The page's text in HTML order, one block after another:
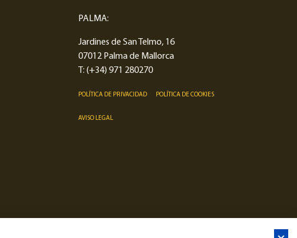
PALMA:
Jardines de San Telmo, 16
07012 Palma de Mallorca
T: (+34) 971 280270
POLÍTICA DE PRIVACIDAD POLÍTICA DE COOKIES
AVISO LEGAL